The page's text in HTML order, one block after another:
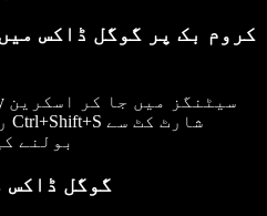
کروم بک پر گوگل ڈاکس
Ctrl+Shift+S
بولنے
گوگل ڈاکس